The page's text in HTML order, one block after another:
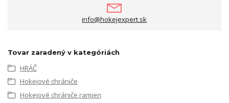
info@hokejexpert.sk
Tovar zaradený v kategóriách
HRÁČ
Hokejové chrániče
Hokejové chrániče ramien